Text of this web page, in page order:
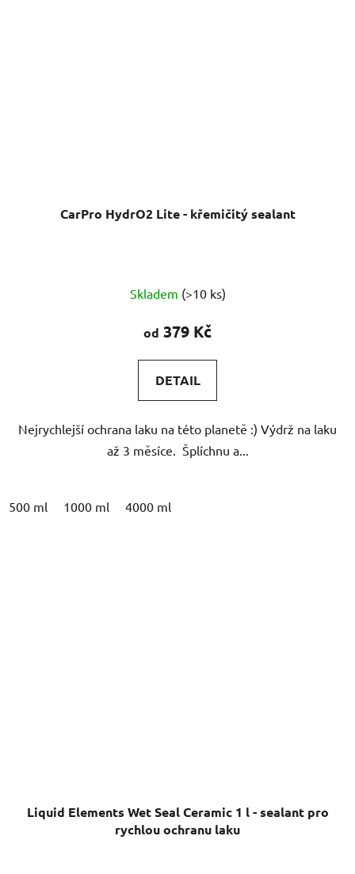
CarPro HydrO2 Lite - křemičitý sealant
hodnocení
je
4,4
z
5
hvězdiček.
(>10 ks)
od 379 Kč
Nejrychlejší ochrana laku na této planetě :) Výdrž na laku
až 3 měsíce. Šplíchnu a...
Liquid Elements Wet Seal Ceramic 1 l - sealant pro
rychlou ochranu laku